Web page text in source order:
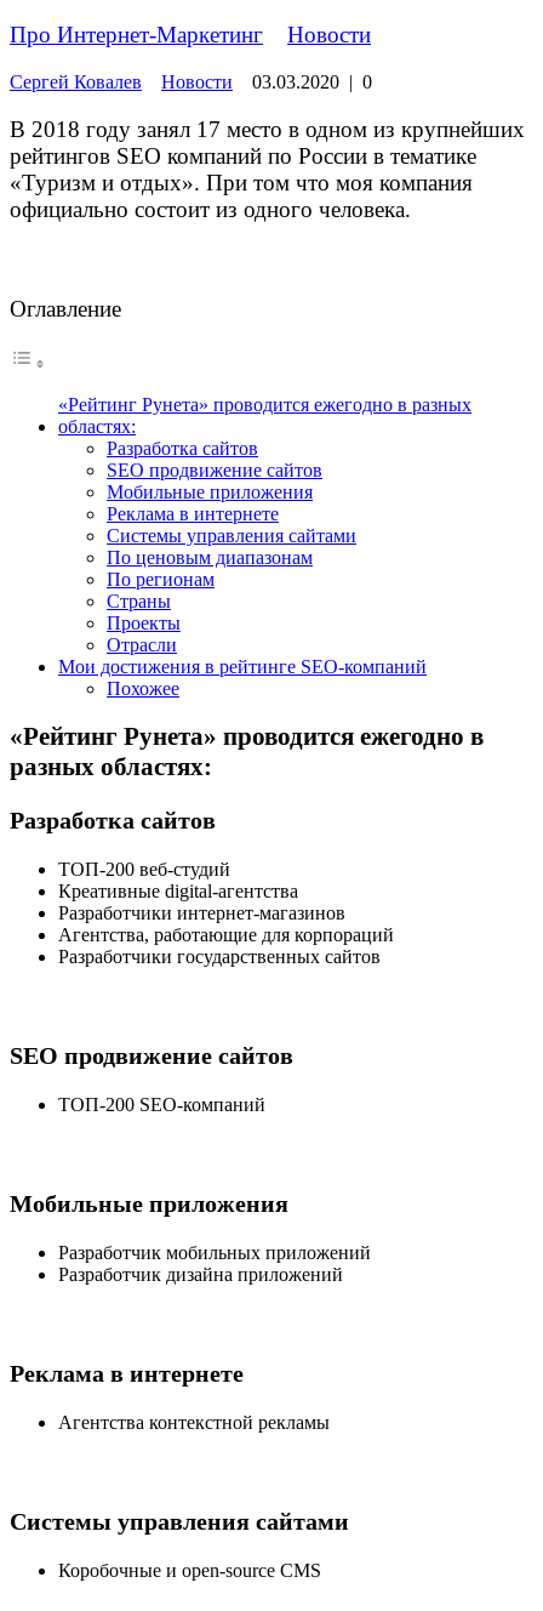
Про Интернет-Маркетинг Новости
Сергей Ковалев Новости 03.03.2020 | 0
В 2018 году занял 17 место в одном из крупнейших
рейтингов SEO компаний по России в тематике
«Туризм и отдых». При том что моя компания
официально состоит из одного человека.
Оглавление
«Рейтинг Рунета» проводится ежегодно в разных
областях:
Разработка сайтов
SEO продвижение сайтов
Мобильные приложения
Реклама в интернете
Системы управления сайтами
По ценовым диапазонам
По регионам
Страны
Проекты
Отрасли
Мои достижения в рейтинге SEO-компаний
Похожее
«Рейтинг Рунета» проводится ежегодно в
разных областях:
Разработка сайтов
ТОП-200 веб-студий
Креативные digital-агентства
Разработчики интернет-магазинов
Агентства, работающие для корпораций
Разработчики государственных сайтов
SEO продвижение сайтов
ТОП-200 SEO-компаний
Мобильные приложения
Разработчик мобильных приложений
Разработчик дизайна приложений
Реклама в интернете
Агентства контекстной рекламы
Системы управления сайтами
Коробочные и open-source CMS